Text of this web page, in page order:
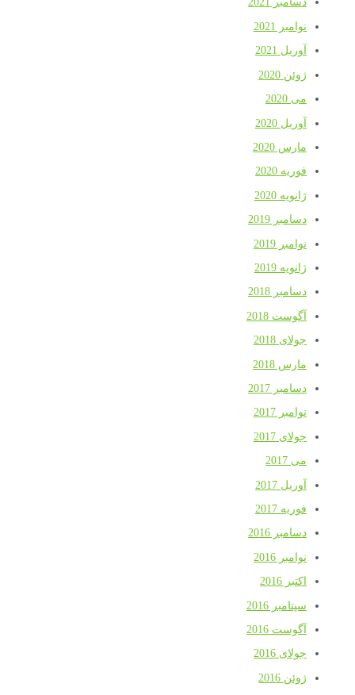
نوامبر 2021
آوریل 2021
ژوئن 2020
می 2020
آوریل 2020
مارس 2020
فوریه 2020
ژانویه 2020
دسامبر 2019
نوامبر 2019
ژانویه 2019
دسامبر 2018
آگوست 2018
جولای 2018
مارس 2018
دسامبر 2017
نوامبر 2017
جولای 2017
می 2017
آوریل 2017
فوریه 2017
دسامبر 2016
نوامبر 2016
اکتبر 2016
سپتامبر 2016
آگوست 2016
جولای 2016
ژوئن 2016